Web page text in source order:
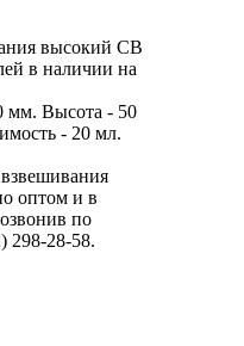
высокий СВ
в наличии на
мм. Высота - 50
- 20 мл.
оптом и в
по
298-28-58.